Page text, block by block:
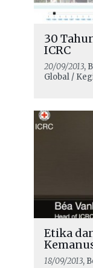
30
ICRC
20/09/2013,
Global /
Etika
18/09/2013,